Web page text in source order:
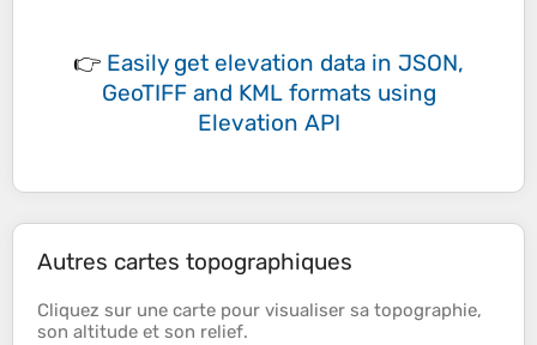
👉 Easily get elevation data in JSON,
GeoTIFF and KML formats using
Elevation API
Autres cartes topographiques
Cliquez sur une carte pour visualiser sa topographie,
son altitude et son relief.